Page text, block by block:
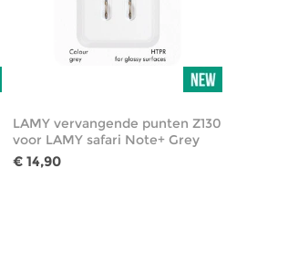
LAMY vervangende punten Z130
voor LAMY safari Note+ Grey
€ 14,90